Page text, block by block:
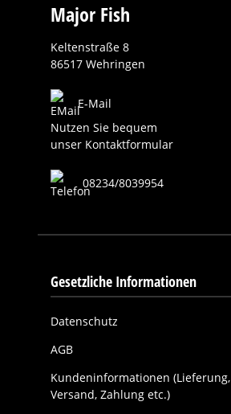
Major Fish
Keltenstraße 8
86517 Wehringen
E-Mail
Nutzen Sie bequem
unser Kontaktformular
08234/8039954
Gesetzliche Informationen
Datenschutz
AGB
Kundeninformationen (Lieferung,
Versand, Zahlung etc.)